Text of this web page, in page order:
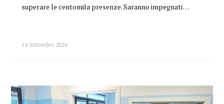
superare le centomila presenze. Saranno impegnati…
14 Settembre 2024